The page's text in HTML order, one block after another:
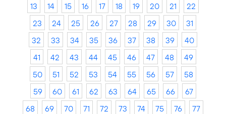
13
14 15 16 17 18 19 20 21
22
23
24 25 26 27 28 29 30
31
32
33 34 35 36 37 38 39
40
41
42 43 44 45 46 47 48
49
50
51 52 53 54 55 56 57
58
59
60 61 62 63 64 65 66
67
68
69 70 71 72 73 74 75 76
77